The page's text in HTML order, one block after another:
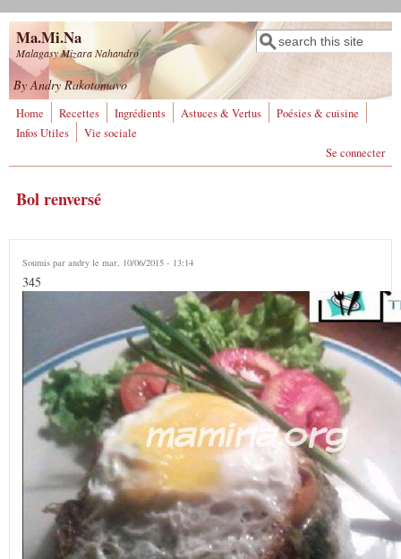
Aller au contenu principal
Ma.Mi.Na
Malagasy Mizara Nahandro
Formulaire de
recherche
Rechercher
By Andry Rakotomavo
Home Recettes Ingrédients Astuces & Vertus
Poésies & cuisine
Infos Utiles
Vie sociale
Se connecter
Bol renversé
Soumis par andry le mar, 10/06/2015 - 13:14
345